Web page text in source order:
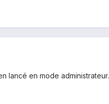
lancé en mode administrateur.